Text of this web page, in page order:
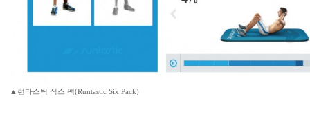
▲런타스틱 식스 팩(Runtastic Six Pack)